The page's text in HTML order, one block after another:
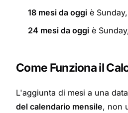
18 mesi da oggi è
24 mesi da oggi è
Come Funziona il
L'aggiunta di mesi a una
del calendario mensile, non